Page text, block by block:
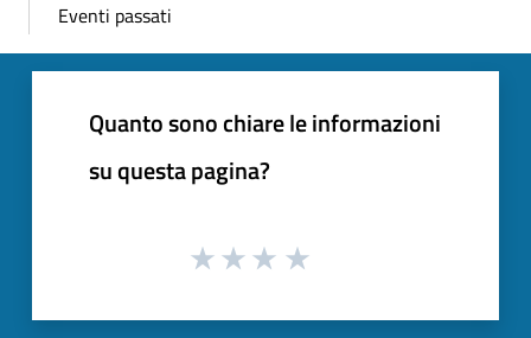
Eventi passati
Quanto sono chiare le informazioni
su questa pagina?